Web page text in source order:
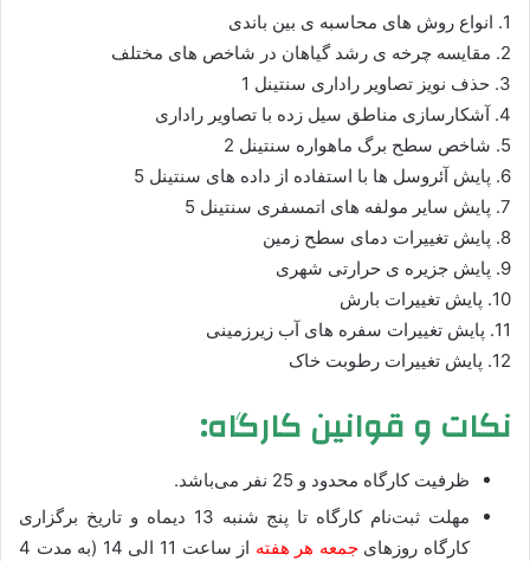
1. انواع روش های محاسبه ی بين باندی
2. مقايسه چرخه ی رشد گياهان در شاخص های مختلف
3. حذف نويز تصاوير راداری سنتينل 1
4. آشکارسازی مناطق سيل زده با تصاوير راداری
5. شاخص سطح برگ ماهواره سنتينل 2
6. پايش آئروسل ها با استفاده از داده های سنتينل 5
7. پايش ساير مولفه های اتمسفری سنتينل 5
8. پايش تغييرات دمای سطح زمين
9. پايش جزيره ی حرارتی شهری
10. پايش تغييرات بارش
11. پايش تغييرات سفره های آب زيرزمينی
12. پايش تغييرات رطوبت خاک
نکات و قوانين کارگاه‌:
ظرفيت کارگاه محدود و 25 نفر می‌باشد.
مهلت ثبت‌نام کارگاه تا پنج شنبه 13 ديماه و تاريخ برگزاری
کارگاه روزهای جمعه هر هفته
از ساعت 11 الی 14 (به مدت 4